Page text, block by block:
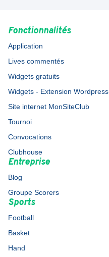
Fonctionnalités
Application
Lives commentés
Widgets gratuits
Widgets - Extension Wordpress
Site internet MonSiteClub
Tournoi
Convocations
Clubhouse
Entreprise
Blog
Groupe Scorers
Sports
Football
Basket
Hand